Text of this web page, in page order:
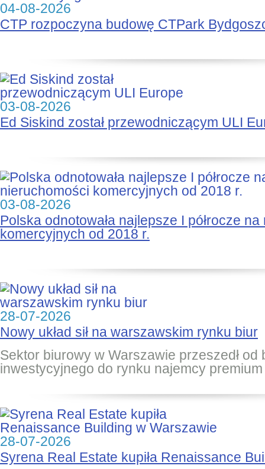
04-08-2026
CTP rozpoczyna budowę CTPark
03-08-2026
Ed Siskind został przewodniczącym ULI
03-08-2026
Polska odnotowała najlepsze I półrocze
komercyjnych od 2018 r.
28-07-2026
Nowy układ sił na warszawskim rynku biur
Sektor biurowy w Warszawie przeszedł od
inwestycyjnego do rynku najemcy premium
28-07-2026
Syrena Real Estate kupiła Renaissance